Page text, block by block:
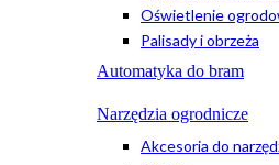
Oświetlenie
Palisady i obrzeża
Automatyka do bram
Narzędzia ogrodnicze
Akcesoria do